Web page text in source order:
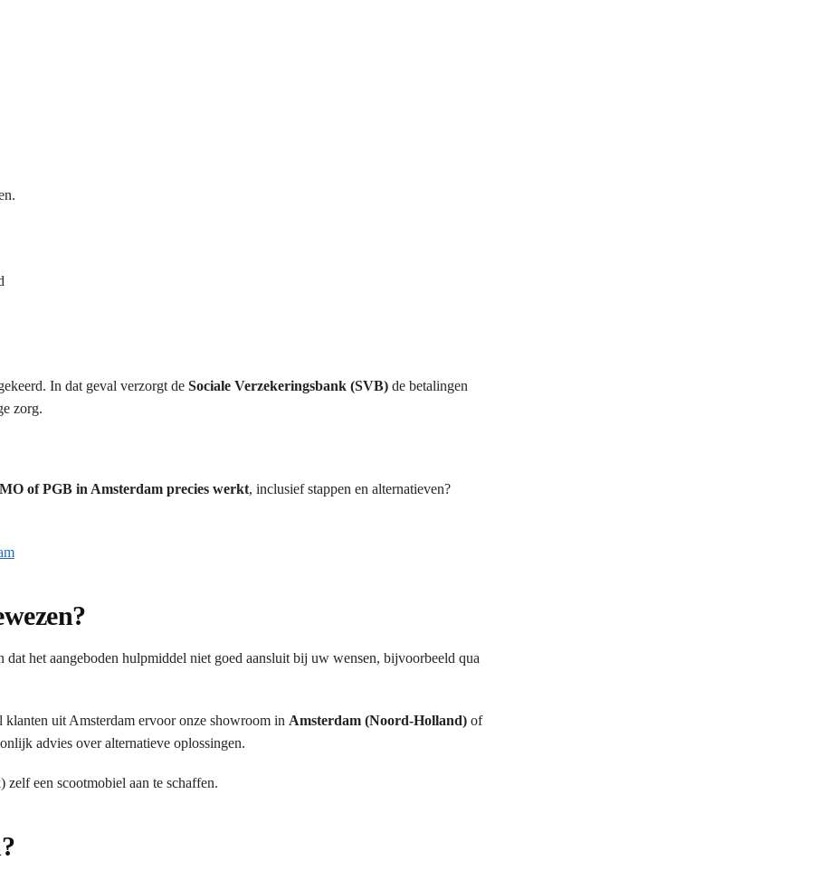
In dat geval verzorgt de Sociale Verzekeringsbank (SVB)de betalingen
zorg.
of PGB in Amsterdam precies werkt, inclusief stappen en alternatieven?
het aangeboden hulpmiddel niet goed aansluit bij uw wensen, bijvoorbeeld qua
uit Amsterdam ervoor onze showroom in Amsterdam (Noord-Holland)of
advies over alternatieve oplossingen.
een scootmobiel aan te schaffen.